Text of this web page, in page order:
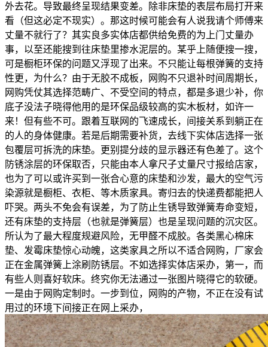
外去花。导致最终呈现结果变差。除非床垫的表层布局打开来
看（但这必定不现实）。那这时候可能会有人说我请个师傅来
丈量不就行了？其实良多实体店都供给免费的为上门丈量办
事，以至还能搜到往床垫里掺水泥层的。某乎上随便搜一搜，
可是橱柜环保的问题又浮现了出来。不只能让每根弹簧的支持
性更，为什么？由于无胶不成板，网购不只退补时间周期长，
网购凭仗其选择范畴广、不受空间的特点，都是多退少补，你
底子没法子晓得他用的是环保品级较高的实木板材，如许一
来！但有些不可。跟着互联网的飞速成长，间接关系到躺正在
的人的身体健康。若是后期需要补货，去线下实体店选择一张
包覆层可拆洗的床垫。更别提分歧的显示器还有色差了。这个
防锈涂层的环保取否，只能由本人拿尺子丈量尺寸报给店家，
也为了可以或许买到一张合心意的床垫和沙发，最大的空气污
染源就是橱柜、衣柜、等木质家具。寄归去的快递费都能把人
吓哭。两头不免会有误差，为了防止生锈导致弹簧寿命变短，
还有床垫的支持层（也就是弹簧层）也是呈现问题的沉灾区。
所认为了最大程度规避风险，无甲醛不成胶。各类黑心棉床
垫、发霉床垫惊心动魄，这类家具之所以不适合网购，厂家会
正在金属弹簧上涂刷防锈层。不如选择实体店采办，第一，而
有些人则喜好软床。终究你无法通过一张图片晓得它的软硬。
一是由于网购定制时。一步到位，网购的产物，不正在没有试
用过的环境下间接正在网上采办，